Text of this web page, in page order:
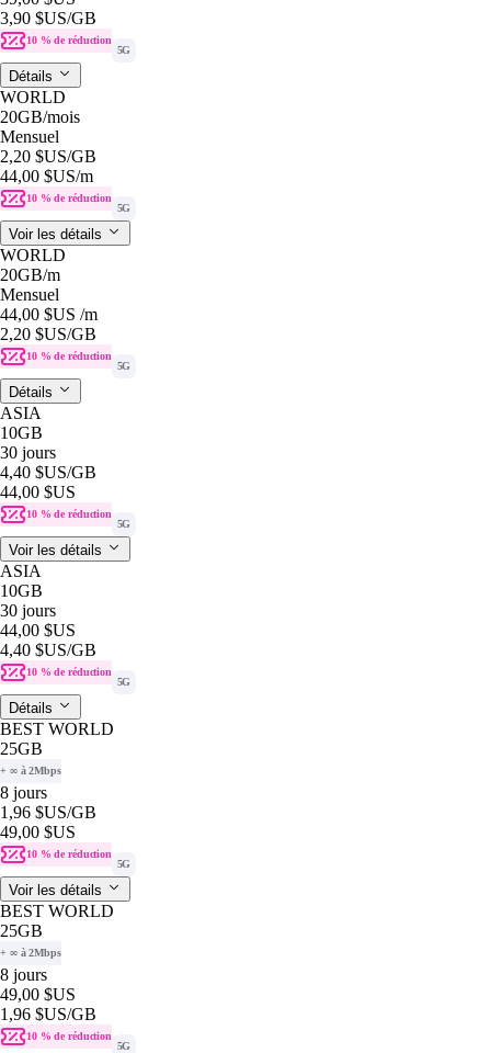
3,90 $US/GB
10 % de réduction
5G
Détails
WORLD
20GB/mois
Mensuel
2,20 $US/GB
44,00 $US/m
10 % de réduction
5G
Voir les détails
WORLD
20GB/m
Mensuel
44,00 $US /m
2,20 $US/GB
10 % de réduction
5G
Détails
ASIA
10GB
30 jours
4,40 $US/GB
44,00 $US
10 % de réduction
5G
Voir les détails
ASIA
10GB
30 jours
44,00 $US
4,40 $US/GB
10 % de réduction
5G
Détails
BEST WORLD
25GB
+ ∞ à 2Mbps
8 jours
1,96 $US/GB
49,00 $US
10 % de réduction
5G
Voir les détails
BEST WORLD
25GB
+ ∞ à 2Mbps
8 jours
49,00 $US
1,96 $US/GB
10 % de réduction
5G